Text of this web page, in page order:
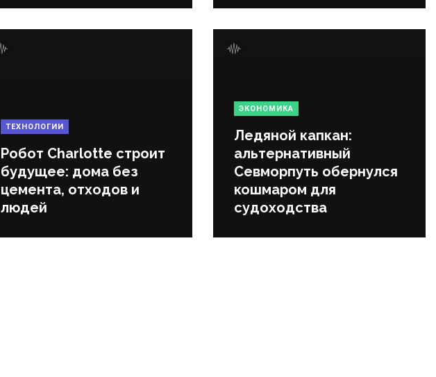
ТЕХНОЛОГИИ
Робот Charlotte строит
будущее: дома без
цемента, отходов и
людей
ЭКОНОМИКА
Ледяной капкан:
альтернативный
Севморпуть обернулся
кошмаром для
судоходства